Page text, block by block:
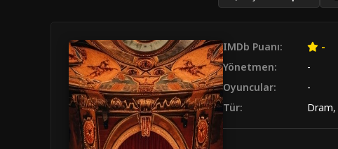
IMDb Puanı:
-
Yönetmen:
-
Oyuncular:
-
Tür:
Dram,